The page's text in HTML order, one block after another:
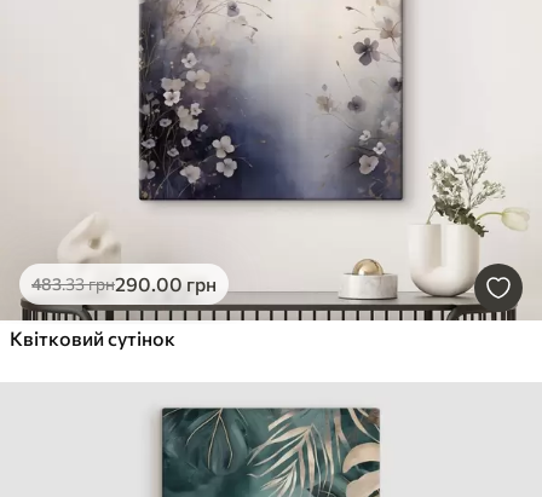
483.33грн290.00 грн
Квітковий сутінок